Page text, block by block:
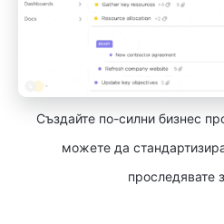
Създайте по-силни бизнес
можете да
проследявате